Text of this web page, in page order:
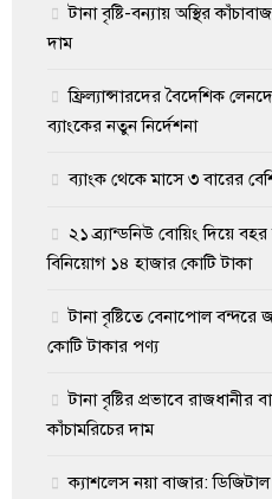
টানা বৃষ্টি-বন্যায় অস্থির
দাম
ফ্রিল্যান্সারদের বৈদেশিক
ব্যাংকের নতুন নির্দেশনা
ব্যাংক থেকে মাসে ৩ বারের
২১ ব্র্যান্ডনিউ বোয়িং দিয়ে
বিনিয়োগ ১৪ হাজার কোটি টাকা
টানা বৃষ্টিতে বেনাপোল বন্দরে
কোটি টাকার পণ্য
টানা বৃষ্টির প্রভাবে রাজধানীর
কাঁচামরিচের দাম
ক্যাশলেস নয়া বাজার: